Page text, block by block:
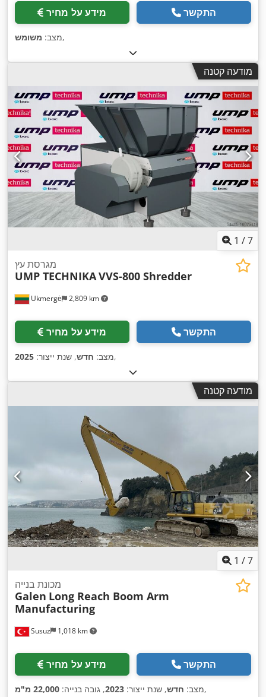
מידע על מחיר התקשר
מצב: משומש ,
מודעה קטנה
1 /7
Ukmergė 2,809 km
מגרסת עץ
UMP TECHNIKAVVS-800 Shredder
מידע על מחיר התקשר
מצב: חדש, שנת ייצור: 2025 ,
מודעה קטנה
1 /7
Susuz 1,018 km
מכונת בנייה
Galen Long Reach Boom Arm
Manufacturing
מידע על מחיר התקשר
מצב: חדש, שנת ייצור: 2023, גובה בנייה: 22,000 מ"מ ,